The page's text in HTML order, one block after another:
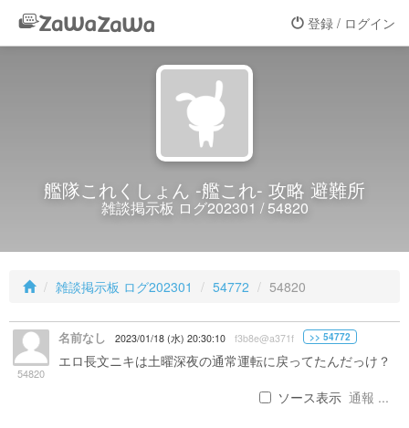
登録 / ログイン
艦隊これくしょん -艦これ- 攻略 避難所
雑談掲示板 ログ202301 / 54820
雑談掲示板 ログ202301 54772 54820
54820
名前なし 2023/01/18 (水) 20:30:10 f3b8e@a371f >> 54772
エロ長文ニキは土曜深夜の通常運転に戻ってたんだっけ？
ソース表示 通報 ...